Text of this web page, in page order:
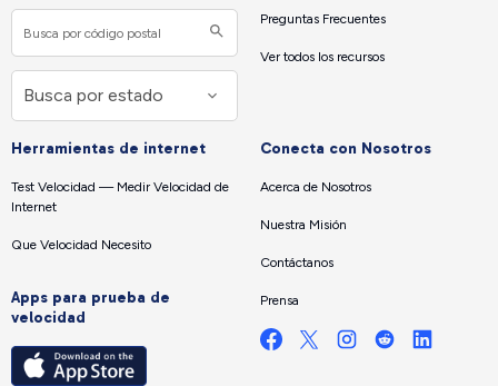
Preguntas Frecuentes
Ver todos los recursos
Herramientas de internet
Test Velocidad — Medir Velocidad de
Internet
Que Velocidad Necesito
Apps para prueba de
velocidad
Conecta con Nosotros
Acerca de Nosotros
Nuestra Misión
Contáctanos
Prensa